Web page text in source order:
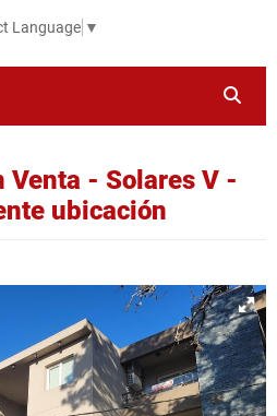
Language ▼
Venta - Solares V -
ubicación